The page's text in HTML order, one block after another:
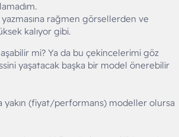
rağmen görsellerden ve
kalıyor gibi.
mi? Ya da bu çekincelerimi göz
yaşatacak başka bir model önerebilir
yakın (fiyat/performans) modeller olursa